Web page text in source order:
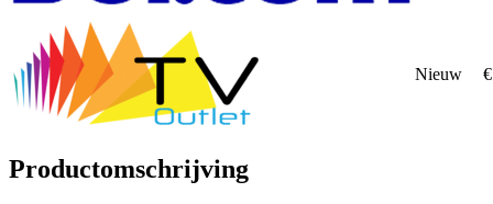
Nieuw
Productomschrijving